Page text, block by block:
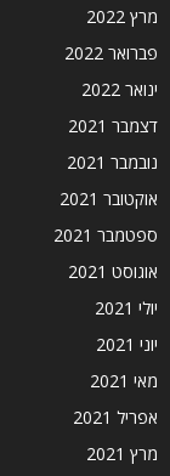
מרץ 2022
פברואר 2022
ינואר 2022
דצמבר 2021
נובמבר 2021
אוקטובר 2021
ספטמבר 2021
אוגוסט 2021
יולי 2021
יוני 2021
מאי 2021
אפריל 2021
מרץ 2021